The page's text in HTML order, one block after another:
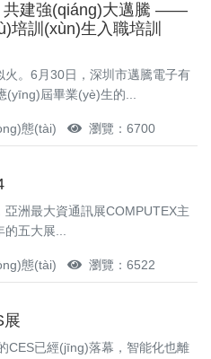
共建強(qiáng)大邁騰 ——
培訓(xùn)生入職培訓
似火。6月30日，深圳市邁騰電子有
(yīng)屆畢業(yè)生的...
態(tài) 瀏覽：6700
，亞洲最大資通訊展COMPUTEX主
五大展...
態(tài) 瀏覽：6522
展
已經(jīng)落幕，智能化也離